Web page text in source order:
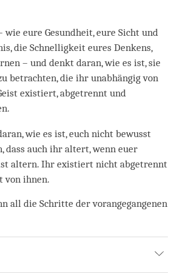
wie eure Gesundheit, eure Sicht und
die Schnelligkeit eures Denkens,
– und denkt daran, wie es ist, sie
betrachten, die ihr unabhängig von
existiert, abgetrennt und
wie es ist, euch nicht bewusst
dass auch ihr altert, wenn euer
altern. Ihr existiert nicht abgetrennt
von ihnen.
all die Schritte der vorangegangenen